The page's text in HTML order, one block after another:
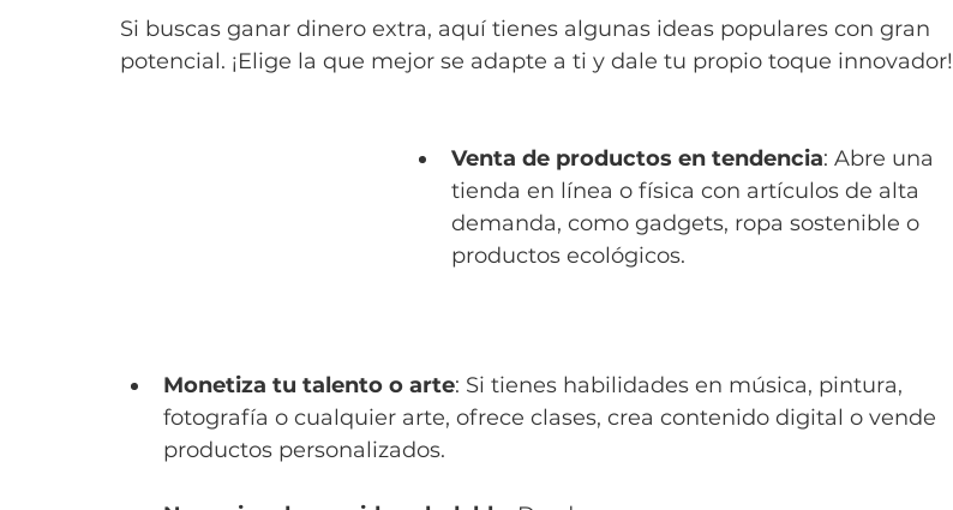
Si buscas ganar dinero extra, aquí tienes algunas ideas populares con gran
potencial. ¡Elige la que mejor se adapte a ti y dale tu propio toque innovador!
Venta de productos en tendencia: Abre una
tienda en línea o física con artículos de alta
demanda, como gadgets, ropa sostenible o
productos ecológicos.
Monetiza tu talento o arte: Si tienes habilidades en música, pintura,
fotografía o cualquier arte, ofrece clases, crea contenido digital o vende
productos personalizados.